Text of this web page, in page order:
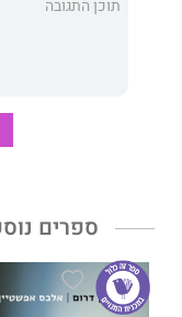
רומן בלשי חדש של
ספרים